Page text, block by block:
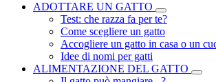
ADOTTARE UN GATTO
Test: che razza fa per te?
Come scegliere un gatto
Accogliere un gatto in casa o un
Idee di nomi per gatti
ALIMENTAZIONE DEL GATTO